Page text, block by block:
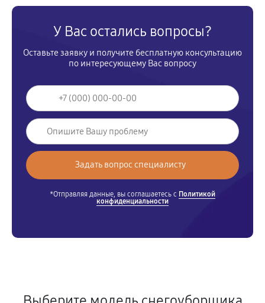
У Вас остались вопросы?
Оставьте заявку и получите бесплатную консультацию
по интересующему Вас вопросу
*Отправляя данные, вы соглашаетесь с Политикой
конфиденциальности